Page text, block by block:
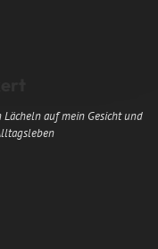
auf mein Gesicht und